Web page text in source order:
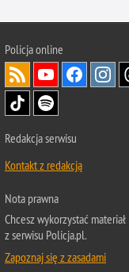
Policjaonline
Redakcja serwisu
Kontakt z redakcją
Nota prawna
Chcesz wykorzystać materiał
z serwisu Policja.pl.
Zapoznaj się z zasadami